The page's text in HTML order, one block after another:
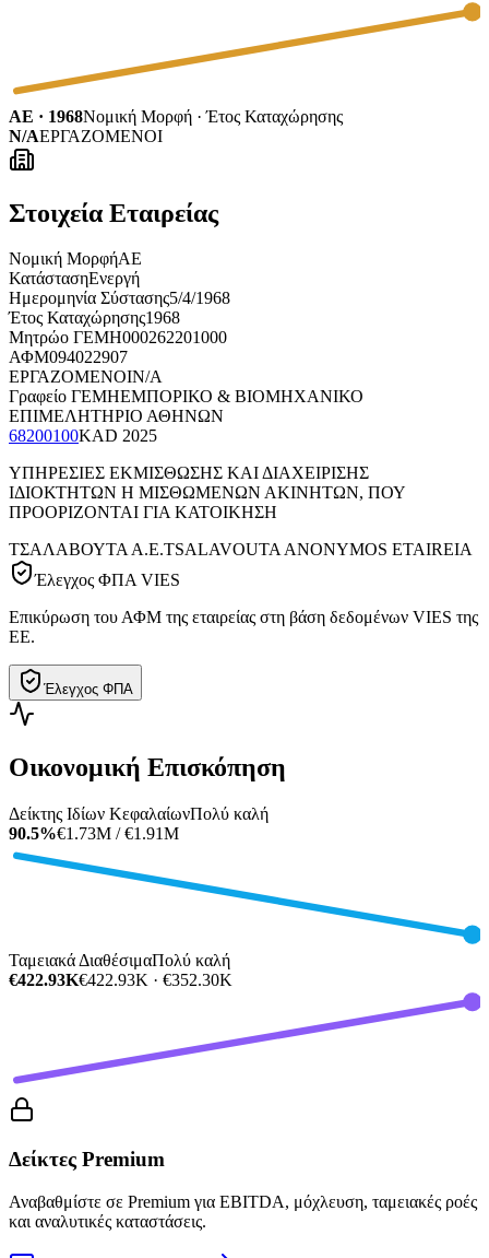
ΑΕ · 1968Νομική Μορφή · Έτος Καταχώρησης
N/AΕΡΓΑΖΟΜΕΝΟΙ
Στοιχεία Εταιρείας
Νομική ΜορφήΑΕ
ΚατάστασηΕνεργή
Ημερομηνία Σύστασης5/4/1968
Έτος Καταχώρησης1968
Μητρώο ΓΕΜΗ000262201000
ΑΦΜ094022907
ΕΡΓΑΖΟΜΕΝΟΙN/A
Γραφείο ΓΕΜΗΕΜΠΟΡΙΚΟ & ΒΙΟΜΗΧΑΝΙΚΟ
ΕΠΙΜΕΛΗΤΗΡΙΟ ΑΘΗΝΩΝ
68200100KAD 2025
ΥΠΗΡΕΣΙΕΣ ΕΚΜΙΣΘΩΣΗΣ ΚΑΙ ΔΙΑΧΕΙΡΙΣΗΣ
ΙΔΙΟΚΤΗΤΩΝ Η ΜΙΣΘΩΜΕΝΩΝ ΑΚΙΝΗΤΩΝ, ΠΟΥ
ΠΡΟΟΡΙΖΟΝΤΑΙ ΓΙΑ ΚΑΤΟΙΚΗΣΗ
ΤΣΑΛΑΒΟΥΤΑ Α.Ε.TSALAVOUTA ANONYMOS ETAIREIA
Έλεγχος ΦΠΑ VIES
Επικύρωση του ΑΦΜ της εταιρείας στη βάση δεδομένων VIES της
ΕΕ.
Έλεγχος ΦΠΑ
Οικονομική Επισκόπηση
Δείκτης Ιδίων ΚεφαλαίωνΠολύ καλή
90.5%€1.73M / €1.91M
Ταμειακά ΔιαθέσιμαΠολύ καλή
€422.93K€422.93K · €352.30K
Δείκτες Premium
Αναβαθμίστε σε Premium για EBITDA, μόχλευση, ταμειακές ροές
και αναλυτικές καταστάσεις.